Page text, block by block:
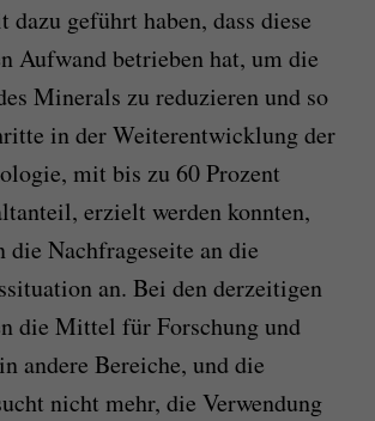
dazu geführt haben, dass diese
Aufwand betrieben hat, um die
Minerals zu reduzieren und so
in der Weiterentwicklung der
mit bis zu 60 Prozent
erzielt werden konnten,
die Nachfrageseite an die
an. Bei den derzeitigen
die Mittel für Forschung und
andere Bereiche, und die
nicht mehr, die Verwendung